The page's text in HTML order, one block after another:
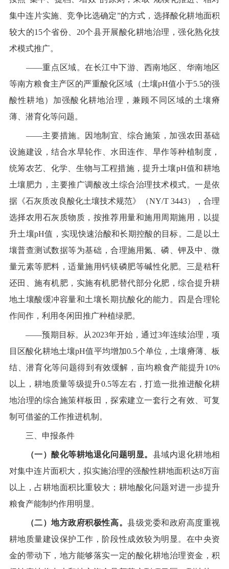
集中连片实施、竞争比选确定”的方式， 选择酸化耕地面积
较大的15个省份、 20个县开展酸化耕地治理 ，强化熟化技
术模式推广。
——重点区域。在长江中下游、西南地区、华南地区
等南方粮食主产区的严重酸化区域（土壤pH值小于5.5的强
酸性耕地）加强酸化耕地治理，兼顾不同区域的土壤瘠
薄、 潜育化等问题。
——主要措施。 因地制宜、综合施策， 加强农田基础
设施建设，结合水旱轮作、水田连作、旱作等种植制度，
统筹农艺、化学、生物与工程措施 ，提升土壤pH值和耕地
土壤肥力， 主要推广调酸改土综合治理技术模式。一是依
据 《石灰质改良酸化土壤技术规范》（NY/T 3443），合理
选择农用石灰质物质，按推荐用量和施用周期施用，以提
升土壤pH值，实现快速治酸和长期控酸的目标。
二是以土
壤普查测试数据等为基础 ，合理施用氮、磷、钾及中、微
量元素等肥料，适量施用钙镁磷肥等碱性化肥。 三是秸秆
还田、施有机肥，实施有机肥替代部分化肥，综合提升耕
地土壤酸缓冲容量和土壤长期抗酸化的能力。
四是合理轮
作间作，利用冬闲田推广种植绿肥。
——预期目标。从 2023年开始，通过3年连续治理，项
目区酸化耕地土壤pH值平均增加0.5个单位，土壤瘠薄、板
结、潜育化等问题得到有效缓解，亩均粮食产能提升10%
以上，耕地质量等级提升0.5等左右，打造一批推进酸化耕
地治理的综合施策样板田
，探索建立一套行之有效、可复
制可借鉴的工作推进机制。
三、申报条件
（一）酸化等耕地退化问题明显。 县域内退化耕地相
对集中连片面积大，拟实施治理的强酸性耕地面积达8万亩
以上，占耕地面积比重较大；耕地酸化问题对进一步提升
粮食产能制约作用明显。
（二）地方政府积极性高。县级党委和政府高度重视
耕地质量建设保护工作，阶段性成效较为明显。在中央资
金的带动下，地方能够落实一定的酸化耕地治理资金，积